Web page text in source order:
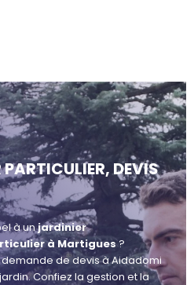
DEVIS
à unjardinier
à Martigues?
demande de devis à Aidadomi
Confiez la gestion et la